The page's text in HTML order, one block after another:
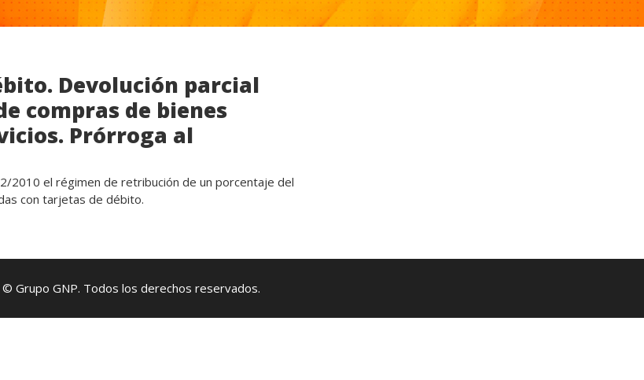
Devolución parcial
compras de bienes
Prórroga al
2010 el régimen de retribución de un porcentaje del
con tarjetas de débito.
Grupo GNP. Todos los derechos reservados.